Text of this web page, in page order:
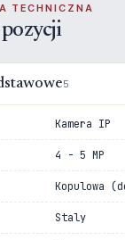
TECHNICZNA
5
Kamera IP
4 - 5 MP
Kopulowa
Staly